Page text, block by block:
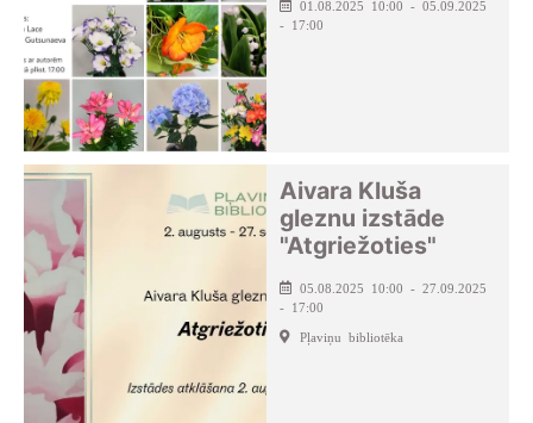
01.08.2025 10:00 - 05.09.2025
- 17:00
Aivara Kluša
gleznu izstāde
"Atgriežoties"
05.08.2025 10:00 - 27.09.2025
- 17:00
Pļaviņu bibliotēka